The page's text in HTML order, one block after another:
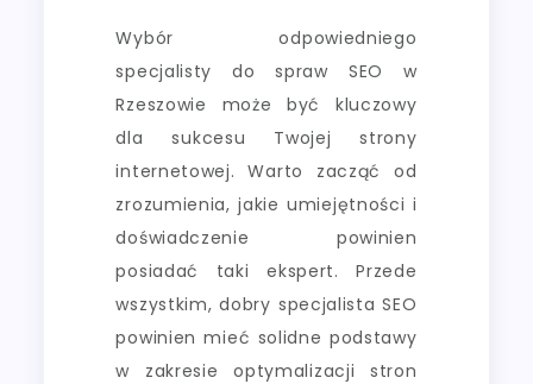
Wybór odpowiedniego
specjalisty do spraw SEO w
Rzeszowie może być kluczowy
dla sukcesu Twojej strony
internetowej. Warto zacząć od
zrozumienia, jakie umiejętności i
doświadczenie powinien
posiadać taki ekspert. Przede
wszystkim, dobry specjalista SEO
powinien mieć solidne podstawy
w zakresie optymalizacji stron